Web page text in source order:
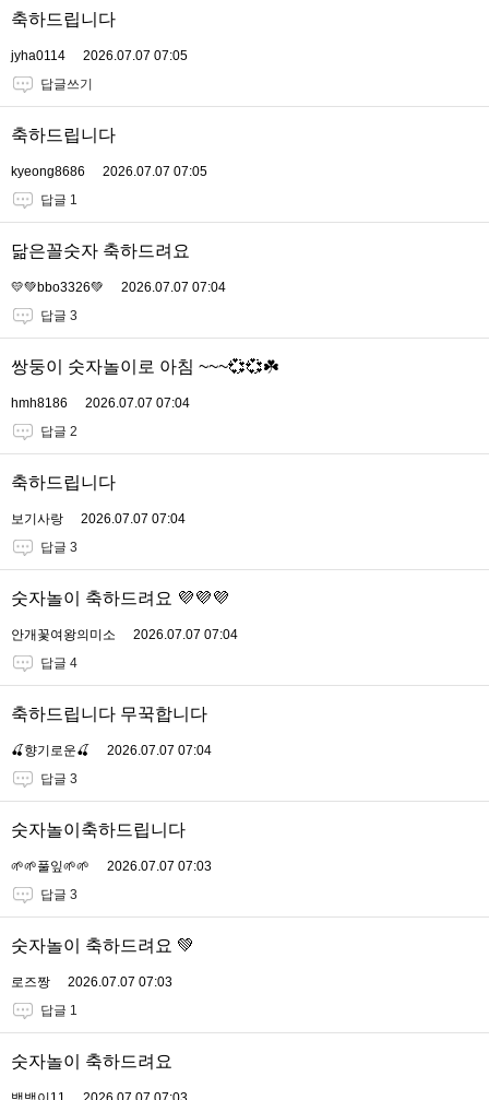
축하드립니다
jyha0114
2026.07.07 07:05
답글쓰기
축하드립니다
kyeong8686
2026.07.07 07:05
답글 1
닮은꼴숫자 축하드려요
💛💚bbo3326💚
2026.07.07 07:04
답글 3
쌍둥이 숫자놀이로 아침 ~~~💞💞☘️
hmh8186
2026.07.07 07:04
답글 2
축하드립니다
보기사랑
2026.07.07 07:04
답글 3
숫자놀이 축하드려요 💜💜💜
안개꽃여왕의미소
2026.07.07 07:04
답글 4
축하드립니다 무꾹합니다
🍒향기로운🍒
2026.07.07 07:04
답글 3
숫자놀이축하드립니다
🌱🌱풀잎🌱🌱
2026.07.07 07:03
답글 3
숫자놀이 축하드려요 💚
로즈짱
2026.07.07 07:03
답글 1
숫자놀이 축하드려요